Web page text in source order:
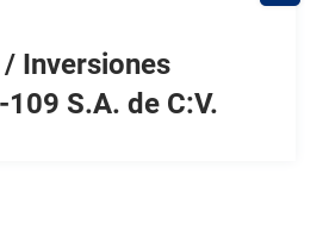
Inversiones
S.A. de C:V.